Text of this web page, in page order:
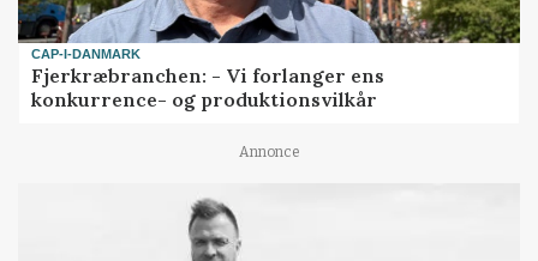
CAP-I-DANMARK
Fjerkræbranchen: - Vi forlanger ens
konkurrence- og produktionsvilkår
Annonce